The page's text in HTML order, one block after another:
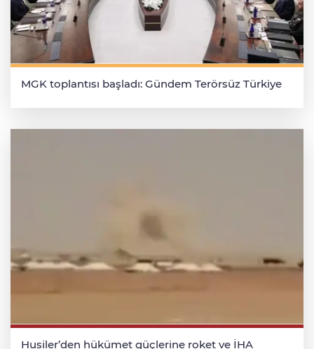
MGK toplantısı başladı: Gündem Terörsüz Türkiye
Husiler’den hükümet güçlerine roket ve İHA